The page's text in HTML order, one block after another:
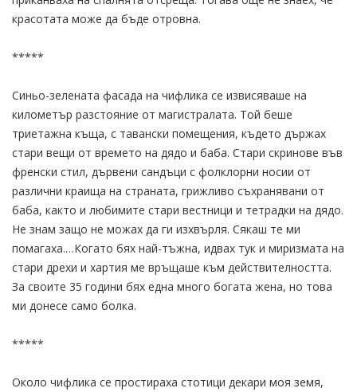
красотата може да бъде отровна.
*****
Синьо-зелената фасада на чифлика се извисяваше на
километър разстояние от магистралата. Той беше
триетажна къща, с тавански помещения, където държах
стари вещи от времето на дядо и баба. Стари скринове във
френски стил, дървени сандъци с фолклорни носии от
различни краища на страната, грижливо съхранявани от
баба, както и любимите стари вестници и тетрадки на дядо.
Не знам защо не можах да ги изхвърля. Сякаш те ми
помагаха.…Когато бях най-тъжна, идвах тук и миризмата на
стари дрехи и хартия ме връщаше към действителността.
За своите 35 години бях една много богата жена, но това
ми донесе само болка.
*****
Около чифлика се простираха стотици декари моя земя,